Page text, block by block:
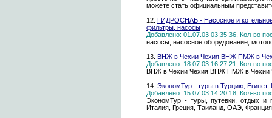
можете стать официальным
12. ГИДРОСНАБ - Насосное и котельное
фильтры, насосы
Добавлено: 01.07.03 03:35:36, Кол-во
насосы, насосное оборудование,
13. ВНЖ в Чехии Чехия ВНЖ ПМЖ в
Добавлено: 18.07.03 16:27:21, Кол-во
ВНЖ в Чехии Чехия ВНЖ ПМЖ в
14. ЭкономТур - туры в Турцию,
Добавлено: 15.07.03 14:20:18, Кол-во
ЭкономТур - туры, путевки, отдых и
Италия, Греция, Таиланд, ОАЭ,